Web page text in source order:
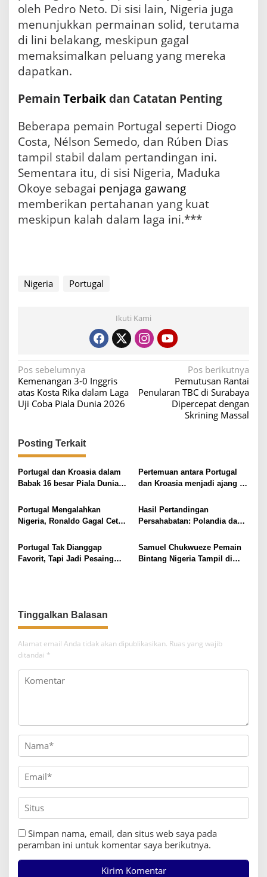
oleh Pedro Neto. Di sisi lain, Nigeria juga
menunjukkan permainan solid, terutama
di lini belakang, meskipun gagal
memaksimalkan peluang yang mereka
dapatkan.
Pemain Terbaikdan Catatan Penting
Beberapa pemain Portugal seperti Diogo
Costa, Nélson Semedo, dan Rúben Dias
tampil stabil dalam pertandingan ini.
Sementara itu, di sisi Nigeria, Maduka
Okoye sebagai penjaga gawang
memberikan pertahanan yang kuat
meskipun kalah dalam laga ini.***
Nigeria Portugal
Ikuti Kami
N
a
v
g
a
s
i
o
Pos sebelumnya
Kemenangan 3-0 Inggris
atas Kosta Rika dalam Laga
Uji Coba Piala Dunia 2026
Pos berikutnya
Pemutusan Rantai
Penularan TBC di Surabaya
Dipercepat dengan
Skrining Massal
Posting Terkait
Portugal dan Kroasia dalam
Babak 16 besar Piala Dunia
Pertemuan antara Portugal
dan Kroasia menjadi ajang uji
sepak bola
Portugal Mengalahkan
Nigeria, Ronaldo Gagal Cetak
Hasil Pertandingan
Persahabatan: Polandia dan
dengan Skor 2-2
Portugal Tak Dianggap
Favorit, Tapi Jadi Pesaing
Samuel Chukwueze Pemain
Bintang Nigeria Tampil di
Tinggalkan Balasan
Alamat email Anda tidak akan dipublikasikan. Ruas yang wajib
ditandai *
Simpan nama, email, dan situs web saya pada
peramban ini untuk komentar saya berikutnya.